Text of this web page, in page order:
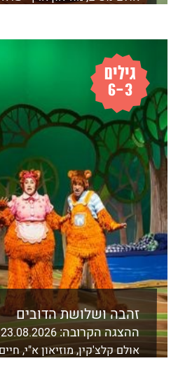
זהבה ושלושת הדובים
ההצגה הקרובה: 23.08.2026 | 10:00